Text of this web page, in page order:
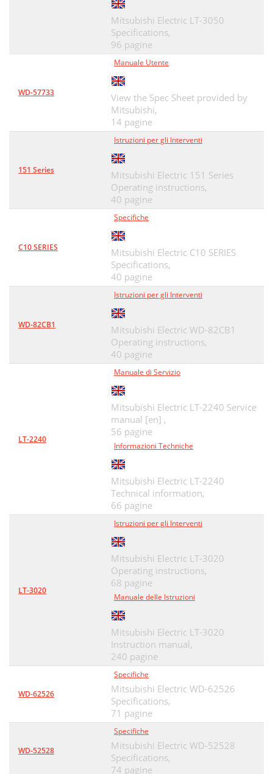
Mitsubishi Electric LT-3050
Specifications,
96 pagine
WD-57733
Manuale Utente
View the Spec Sheet provided by
Mitsubishi,
14 pagine
151 Series
Istruzioni per gli Interventi
Mitsubishi Electric 151 Series
Operating instructions,
40 pagine
C10 SERIES
Specifiche
Mitsubishi Electric C10 SERIES
Specifications,
40 pagine
WD-82CB1
Istruzioni per gli Interventi
Mitsubishi Electric WD-82CB1
Operating instructions,
40 pagine
LT-2240
Manuale di Servizio
Mitsubishi Electric LT-2240 Service
manual [en] ,
56 pagine
Informazioni Techniche
Mitsubishi Electric LT-2240
Technical information,
66 pagine
LT-3020
Istruzioni per gli Interventi
Mitsubishi Electric LT-3020
Operating instructions,
68 pagine
Manuale delle Istruzioni
Mitsubishi Electric LT-3020
Instruction manual,
240 pagine
WD-62526
Specifiche
Mitsubishi Electric WD-62526
Specifications,
71 pagine
WD-52528
Specifiche
Mitsubishi Electric WD-52528
Specifications,
74 pagine